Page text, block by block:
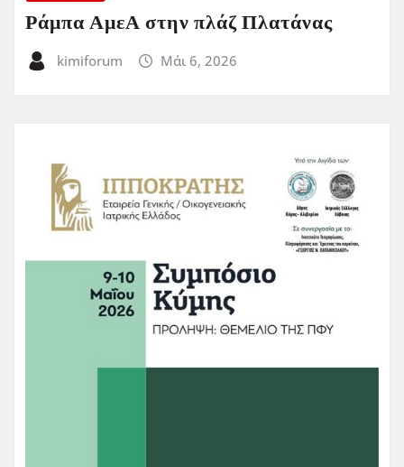
Ράμπα ΑμεΑ στην πλάζ Πλατάνας
kimiforum Μάι 6, 2026